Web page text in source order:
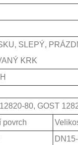
SLEPÝ,
KRK
80, GOST
povrch